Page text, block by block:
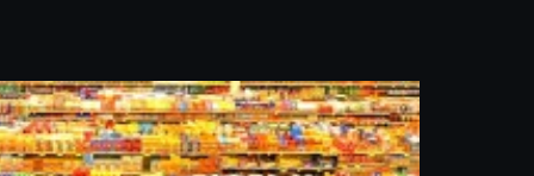
Plaza
(BZP),
un
festival